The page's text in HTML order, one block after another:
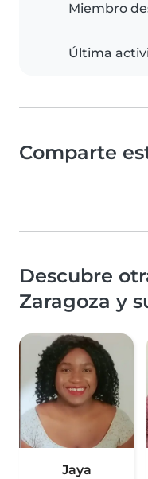
Miembro
Última
Comparte
Descubre
Zaragoza y
Jaya